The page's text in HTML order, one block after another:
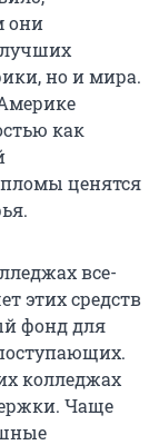
они
но и мира.
как
ценятся
все-
этих средств
фонд для
колледжах
Чаще